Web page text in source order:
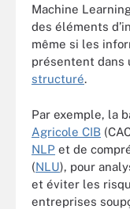
Machine
des éléments
même si les
présentent dans
structuré.
Par exemple, la
Agricole CIB
NLP et de
(NLU), pour
et éviter les
entreprises